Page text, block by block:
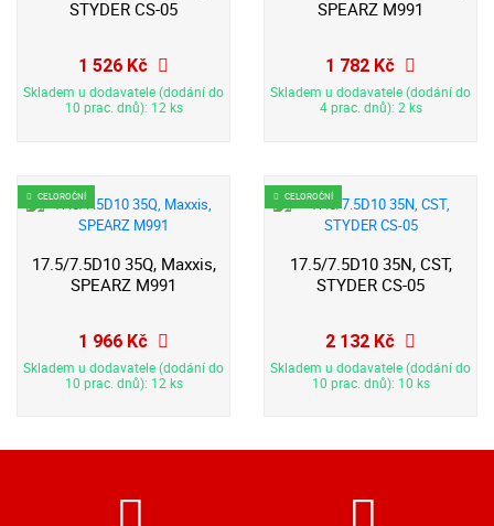
STYDER CS-05
1 526 Kč
Skladem u dodavatele (dodání do
10 prac. dnů): 12 ks
SPEARZ M991
1 782 Kč
Skladem u dodavatele (dodání do
4 prac. dnů): 2 ks
CELOROČNÍ
17.5/7.5D10 35Q, Maxxis,
SPEARZ M991
1 966 Kč
Skladem u dodavatele (dodání do
10 prac. dnů): 12 ks
CELOROČNÍ
17.5/7.5D10 35N, CST,
STYDER CS-05
2 132 Kč
Skladem u dodavatele (dodání do
10 prac. dnů): 10 ks